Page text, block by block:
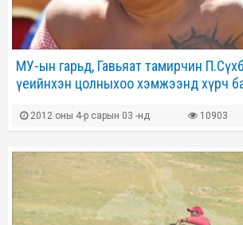
МУ-ын гарьд, Гавьяат тамирчин
үеийнхэн цолныхоо хэмжээнд хүрч
2012 оны 4-р сарын 03 -нд 10903